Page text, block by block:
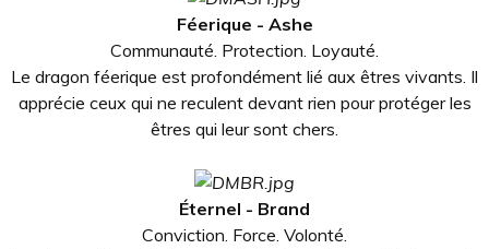
Féerique - Ashe
Communauté. Protection. Loyauté.
Le dragon féerique est profondément lié aux êtres vivants. Il
apprécie ceux qui ne reculent devant rien pour protéger les
êtres qui leur sont chers.
Éternel - Brand
Conviction. Force. Volonté.